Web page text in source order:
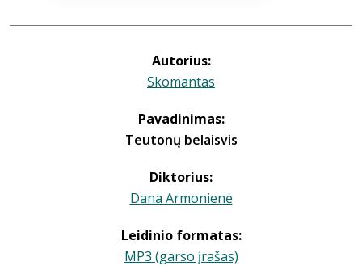
Autorius:
Skomantas
Pavadinimas:
Teutonų belaisvis
Diktorius:
Dana Armonienė
Leidinio formatas:
MP3 (garso įrašas)